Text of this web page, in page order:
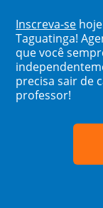
Inscreva-se
Taguatinga!
que você
precisa sair de
professor!